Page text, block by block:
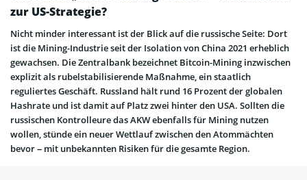
zur US-Strategie?
Nicht minder interessant ist der Blick auf die russische Seite: Dort
ist die Mining-Industrie seit der Isolation von China 2021 erheblich
gewachsen. Die Zentralbank bezeichnet Bitcoin-Mining inzwischen
explizit als rubelstabilisierende Maßnahme, ein staatlich
reguliertes Geschäft. Russland hält rund 16 Prozent der globalen
Hashrate und ist damit auf Platz zwei hinter den USA. Sollten die
russischen Kontrolleure das AKW ebenfalls für Mining nutzen
wollen, stünde ein neuer Wettlauf zwischen den Atommächten
bevor – mit unbekannten Risiken für die gesamte Region.